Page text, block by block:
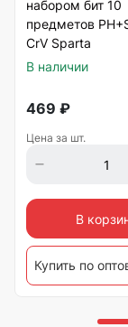
набором бит 10
предметов
CrV Sparta
В наличии
469 ₽
Цена за шт.
В
Купить по